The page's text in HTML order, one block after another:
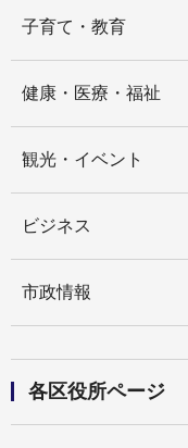
子育て・教育
健康・医療・福祉
観光・イベント
ビジネス
市政情報
各区役所ページ